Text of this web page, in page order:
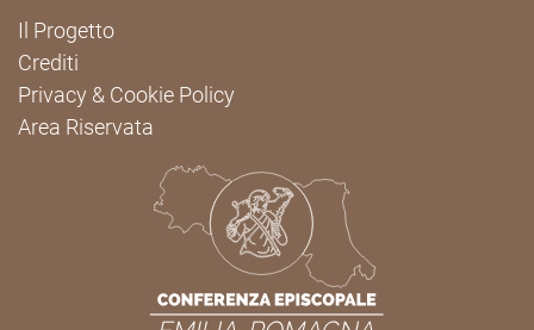
Il Progetto
Crediti
Privacy & Cookie Policy
Area Riservata